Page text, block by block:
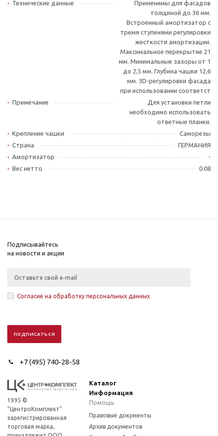
Технические данные
Применимы для фасадов
толщиной до 36 мм.
Встроенный амортизатор с
тремя ступенями регулировки
жесткости амортизации.
Максимальное перекрытие 21
мм. Минимальные зазоры от 1
до 2,5 мм. Глубина чашки 12,6
мм. 3D-регулировки фасада
при использовании соответст
Примечание
Для установки петли
необходимо использовать
ответные планки.
Крепление чашки
Саморезы
Страна
ГЕРМАНИЯ
Амортизатор
-
Вес нетто
0.08
Подписывайтесь
на новости и акции
Согласие на обработку персональных данных
+7 (495) 740-28-58
1995 ©
"ЦентроКомплект"
зарегистрированная
торговая марка,
Каталог
Информация
Помощь
Правовые документы
Архив документов